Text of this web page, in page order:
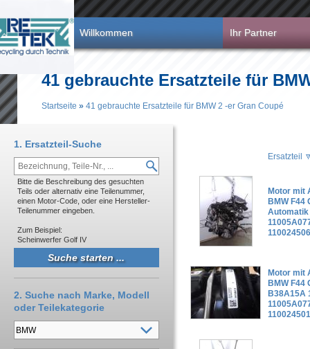
Willkommen Ihr Partner
41 gebrauchte Ersatzteile für
Startseite » 41 gebrauchte Ersatzteile für BMW 2 -er Gran Coupé
Ersatzteil
Motor mit
BMW F44
Motor mit
BMW F44
B38A15A
1. Ersatzteil-Suche
Bitte die Beschreibung des gesuchten
Teils oder alternativ eine Teilenummer,
einen Motor-Code, oder eine Hersteller-
Teilenummer eingeben.
Zum Beispiel:
Scheinwerfer Golf IV
2. Suche nach Marke, Modell
oder Teilekategorie